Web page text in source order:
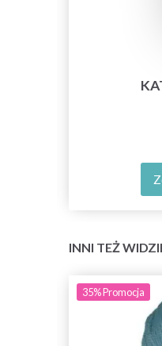
INNI TEŻ
35%Promocja